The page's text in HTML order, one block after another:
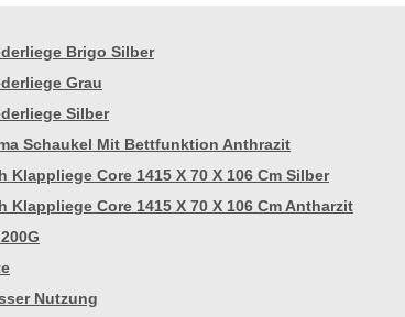
Brigo Silber
Grau
Silber
Schaukel Mit Bettfunktion Anthrazit
Klappliege Core 1415 X 70 X 106 Cm Silber
Klappliege Core 1415 X 70 X 106 Cm Antharzit
Nutzung